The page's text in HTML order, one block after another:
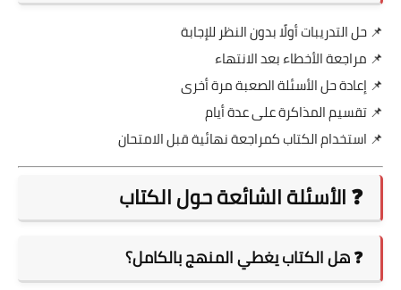
📌 حل التدريبات أولًا بدون النظر للإجابة
📌 مراجعة الأخطاء بعد الانتهاء
📌 إعادة حل الأسئلة الصعبة مرة أخرى
📌 تقسيم المذاكرة على عدة أيام
📌 استخدام الكتاب كمراجعة نهائية قبل الامتحان
❓ الأسئلة الشائعة حول الكتاب
❓ هل الكتاب يغطي المنهج بالكامل؟